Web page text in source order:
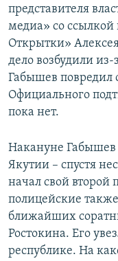
представителя
медиа» со
Открытки»
дело возбудили
Габышев повредил
Официального
пока нет.
Накануне
Якутии – спустя
начал свой второй
полицейские
ближайших
Ростокина. Его
республике. На